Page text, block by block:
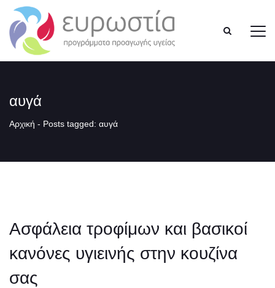
αυγά
Αρχική - Posts tagged: αυγά
Ασφάλεια τροφίμων και βασικοί
κανόνες υγιεινής στην κουζίνα
σας